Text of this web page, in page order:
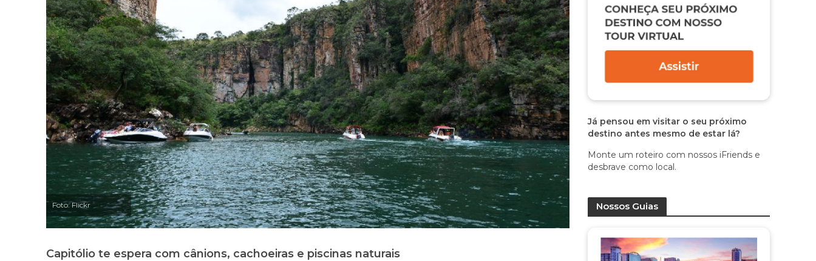
Foto: Flickr
Capitólio te espera com cânions, cachoeiras e piscinas naturais
Já pensou em visitar o seu próximo
destino antes mesmo de estar lá?
Monte um roteiro com nossos iFriends e
desbrave como local.
Nossos Guias